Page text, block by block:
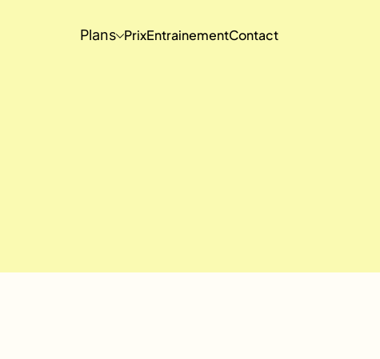
Plans PrixEntrainementContact